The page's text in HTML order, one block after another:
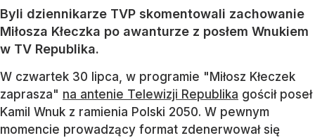
Byli dziennikarze TVP skomentowali zachowanie
Miłosza Kłeczka po awanturze z posłem Wnukiem
w TV Republika.
W czwartek 30 lipca, w programie "Miłosz Kłeczek
zaprasza" na antenie Telewizji Republika gościł poseł
Kamil Wnuk z ramienia Polski 2050. W pewnym
momencie prowadzący format zdenerwował się